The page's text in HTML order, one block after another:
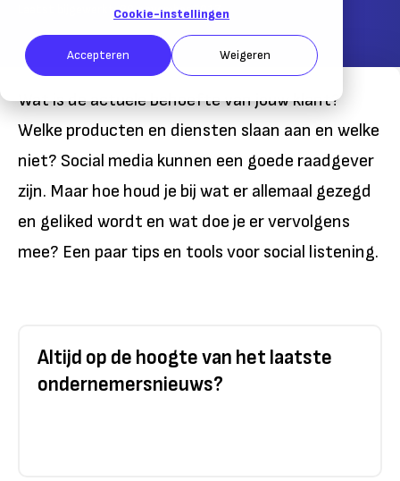
Cookie-instellingen
Accepteren Weigeren
Laatst bijgewerkt:29 november 2017
Wat is de actuele behoefte van jouw klant?
Welke producten en diensten slaan aan en welke
niet? Social media kunnen een goede raadgever
zijn. Maar hoe houd je bij wat er allemaal gezegd
en geliked wordt en wat doe je er vervolgens
mee? Een paar tips en tools voor social listening.
Altijd op de hoogte van het laatste
ondernemersnieuws?